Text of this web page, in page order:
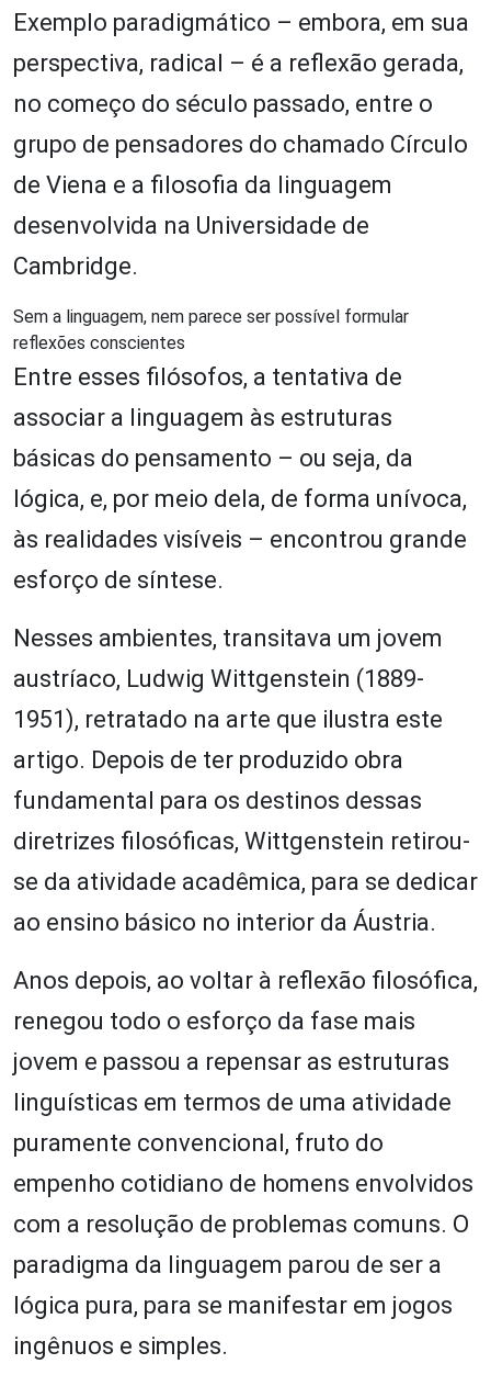
Exemplo paradigmático – embora, em sua
perspectiva, radical – é a reflexão gerada,
no começo do século passado, entre o
grupo de pensadores do chamado Círculo
de Viena e a filosofia da linguagem
desenvolvida na Universidade de
Cambridge.
Sem a linguagem, nem parece ser possível formular
reflexões conscientes
Entre esses filósofos, a tentativa de
associar a linguagem às estruturas
básicas do pensamento – ou seja, da
lógica, e, por meio dela, de forma unívoca,
às realidades visíveis – encontrou grande
esforço de síntese.
Nesses ambientes, transitava um jovem
austríaco, Ludwig Wittgenstein (1889-
1951), retratado na arte que ilustra este
artigo. Depois de ter produzido obra
fundamental para os destinos dessas
diretrizes filosóficas, Wittgenstein retirou-
se da atividade acadêmica, para se dedicar
ao ensino básico no interior da Áustria.
Anos depois, ao voltar à reflexão filosófica,
renegou todo o esforço da fase mais
jovem e passou a repensar as estruturas
linguísticas em termos de uma atividade
puramente convencional, fruto do
empenho cotidiano de homens envolvidos
com a resolução de problemas comuns. O
paradigma da linguagem parou de ser a
lógica pura, para se manifestar em jogos
ingênuos e simples.